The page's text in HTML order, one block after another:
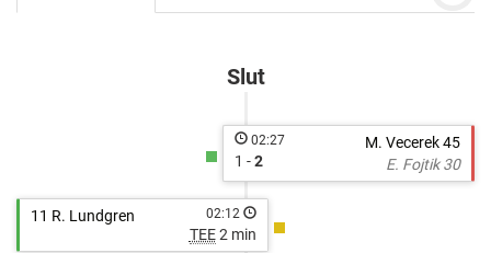
Slut
M. Vecerek 45
E. Fojtik 30
02:27
1 -2
11 R. Lundgren 02:12
TEE2 min